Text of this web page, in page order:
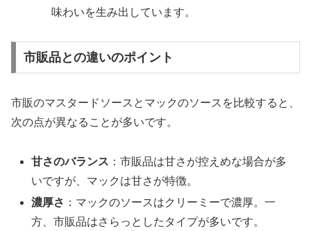
味わいを生み出しています。
市販品との違いのポイント
市販のマスタードソースとマックのソースを比較すると、
次の点が異なることが多いです。
甘さのバランス ：市販品は甘さが控えめな場合が多
いですが、マックは甘さが特徴。
濃厚さ ：マックのソースはクリーミーで濃厚。一
方、市販品はさらっとしたタイプが多いです。